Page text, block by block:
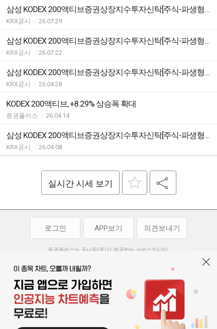
삼성 KODEX 200액티브증권상장지수투자신탁[주식-파생형] ETF 분배락 기준가격 안내
KRX공시 26.07.29
삼성 KODEX 200액티브증권상장지수투자신탁[주식-파생형] ETF변경등록ㆍ집합투자규약 변경
KRX공시 26.07.22
삼성 KODEX 200액티브증권상장지수투자신탁[주식-파생형] ETF 분배락 기준가격 안내
KRX공시 26.04.28
KODEX 200액티브, +8.29% 상승폭 확대
증권플러스 26.04.14
삼성 KODEX 200액티브증권상장지수투자신탁[주식-파생형] ETF기타시장안내
KRX공시 26.04.08
실시간 시세 보기
로그인 APP보기 의견보내기
증권플러스는 두나무(주)가 제공하는 서비스입니다.
투자 참고사항이며, 정보 제공 과정에서 오류나 지연이 발생할 수 있습니다.
두나무(주)는 제공된 정보에 의한 투자 결과에 대하여 법적인 책임을
부담하지 않습니다. 본 서비스에서 제공되는 정보의 무단 배포를 금합니다.
이용약관 | 청소년보호정책 개인정보처리방침
기사배열 기본방침 | 고객센터 |
오픈소스 라이선스
서울특별시 서초구 강남대로 369, 15층
사업자 등록번호 119-86-54968